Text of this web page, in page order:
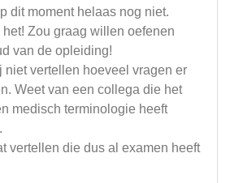
dit moment helaas nog niet.
Zou graag willen oefenen
van de opleiding!
niet vertellen hoeveel vragen er
Weet van een collega die het
medisch terminologie heeft
vertellen die dus al examen heeft